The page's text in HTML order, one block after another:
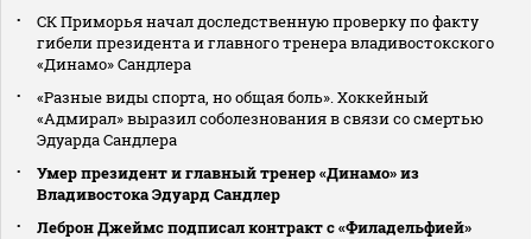
СК Приморья начал доследственную проверку по факту
гибели президента и главного тренера владивостокского
«Динамо» Сандлера
«Разные виды спорта, но общая боль». Хоккейный
«Адмирал» выразил соболезнования в связи со смертью
Эдуарда Сандлера
Умер президент и главный тренер «Динамо» из
Владивостока Эдуард Сандлер
Леброн Джеймс подписал контракт с «Филадельфией»